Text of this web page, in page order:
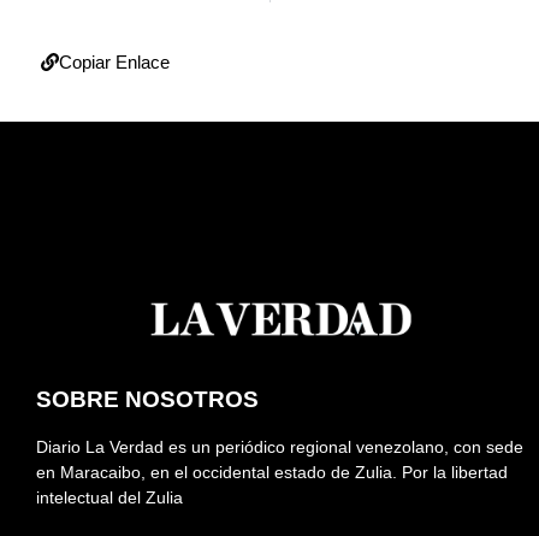
Copiar Enlace
SOBRE NOSOTROS
Diario La Verdad es un periódico regional venezolano, con sede
en Maracaibo, en el occidental estado de Zulia. Por la libertad
intelectual del Zulia